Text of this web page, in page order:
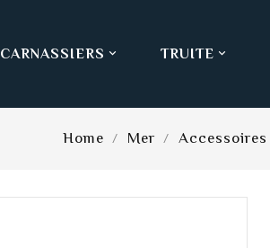

CARNASSIERS 
TRUITE
Home Mer Accessoires